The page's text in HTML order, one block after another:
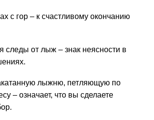
с гор – к счастливому окончанию
следы от лыж – знак неясности в
лыжню, петляющую по
– означает, что вы сделаете